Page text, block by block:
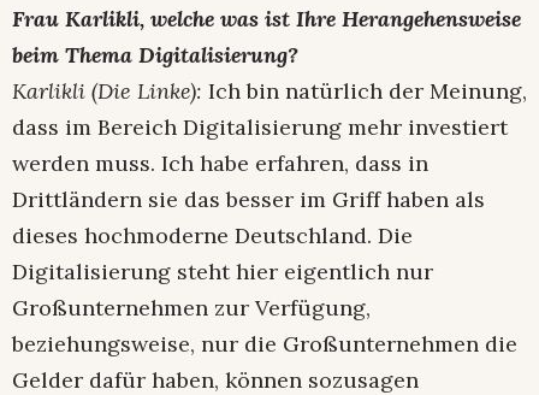
Frau Karlikli, welche was ist Ihre Herangehensweise
beim Thema Digitalisierung?
Karlikli (Die Linke): Ich bin natürlich der Meinung,
dass im Bereich Digitalisierung mehr investiert
werden muss. Ich habe erfahren, dass in
Drittländern sie das besser im Griff haben als
dieses hochmoderne Deutschland. Die
Digitalisierung steht hier eigentlich nur
Großunternehmen zur Verfügung,
beziehungsweise, nur die Großunternehmen die
Gelder dafür haben, können sozusagen